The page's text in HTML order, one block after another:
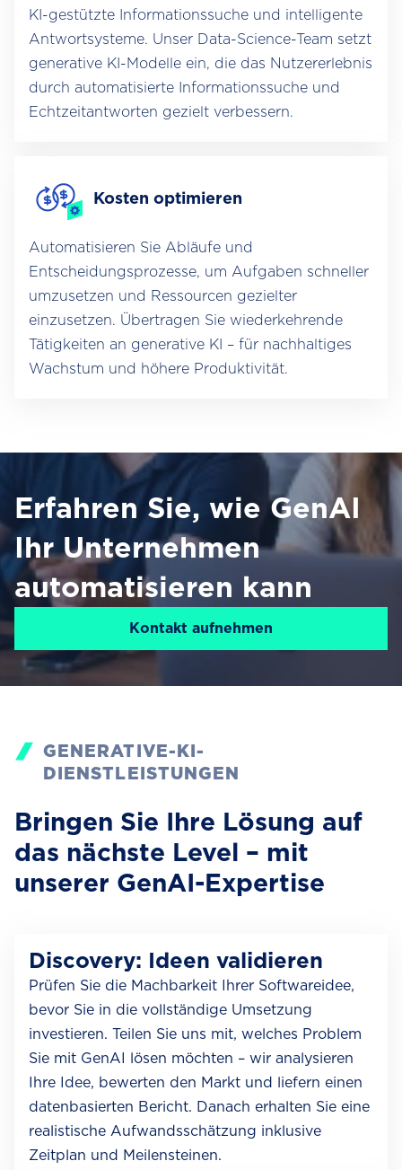
KI-gestützte Informationssuche und intelligente
Antwortsysteme. Unser Data-Science-Team setzt
generative KI-Modelle ein, die das Nutzererlebnis
durch automatisierte Informationssuche und
Echtzeitantworten gezielt verbessern.
Kosten optimieren
Automatisieren Sie Abläufe und
Entscheidungsprozesse, um Aufgaben schneller
umzusetzen und Ressourcen gezielter
einzusetzen. Übertragen Sie wiederkehrende
Tätigkeiten an generative KI – für nachhaltiges
Wachstum und höhere Produktivität.
Erfahren Sie, wie GenAI
Ihr Unternehmen
automatisieren kann
Kontakt aufnehmen
GENERATIVE-KI-
DIENSTLEISTUNGEN
Bringen Sie Ihre Lösung auf
das nächste Level – mit
unserer GenAI-Expertise
Discovery: Ideen validieren
Prüfen Sie die Machbarkeit Ihrer Softwareidee,
bevor Sie in die vollständige Umsetzung
investieren. Teilen Sie uns mit, welches Problem
Sie mit GenAI lösen möchten – wir analysieren
Ihre Idee, bewerten den Markt und liefern einen
datenbasierten Bericht. Danach erhalten Sie eine
realistische Aufwandsschätzung inklusive
Zeitplan und Meilensteinen.